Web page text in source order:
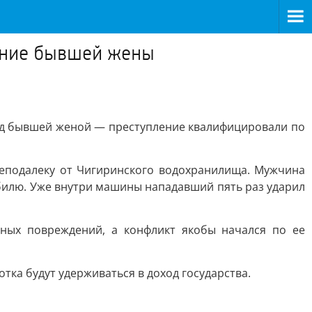
бывшей жены
бывшей женой — преступление квалифицировали по
от Чигиринского водохранилища. Мужчина
Уже внутри машины нападавший пять раз ударил
повреждений, а конфликт якобы начался по ее
будут удерживаться в доход государства.